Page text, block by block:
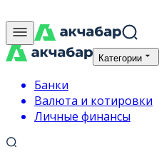
Категории
Банки
Валюта и котировки
Личные финансы